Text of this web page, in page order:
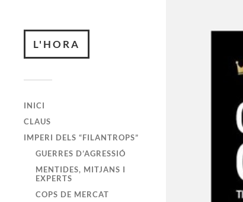
L'HORA
INICI
CLAUS
IMPERI DELS “FILANTROPS”
GUERRES D’AGRESSIÓ
MENTIDES, MITJANS I
EXPERTS
COPS DE MERCAT